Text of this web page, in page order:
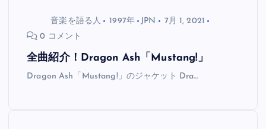
音楽を語る人 1997年 JPN
7月 1, 2021
0 コメント
全曲紹介！Dragon Ash「Mustang!」
Dragon Ash「Mustang!」のジャケット Dra…